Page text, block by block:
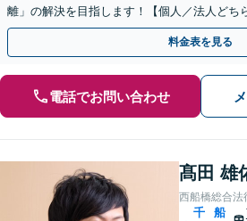
離」の解決を目指します！【個人／法人どち
ついてもお任せください【初回相談無料】
料金表を見る
電話でお問い合わせ
髙田 雄
西船橋総合法
千
船